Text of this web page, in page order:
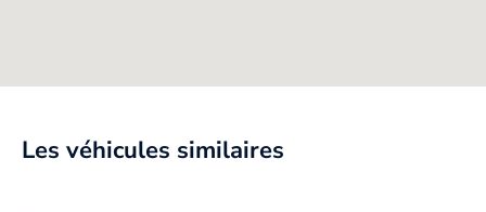
Les véhicules similaires